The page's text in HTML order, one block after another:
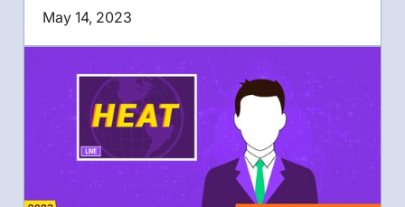
May 14, 2023